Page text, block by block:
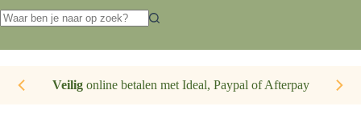
resultaten
Veiligonline betalen met Ideal, Paypal of Afterpay